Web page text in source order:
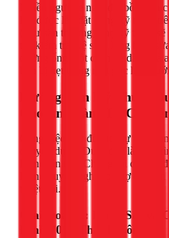
Nhiều người e ngại đặt bồn trên
khi được lắp đặt đúng kỹ thuật
(như sân thượng), thợ kỹ thuật
tác kiểm tra, vệ sinh lòng bồn,
đường ống một cách dễ dàng và
bồn bị kẹt trong một góc hẹp dưới
Hướng Dẫn Kỹ Thuật
Cao An Toàn (Từ
Công việc này đòi hỏi sự cẩn
chuyên dụng. Dưới đây là quy
luôn tuân thủ. Chúng tôi chia sẻ
luôn khuyến nghị gọi thợ chuyên
tuyệt đối.
Giai Đoạn 1: Khảo Sát và
Định 70% Thành Công